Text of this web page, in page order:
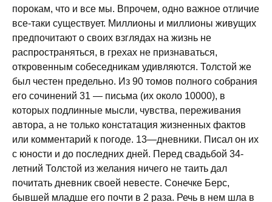
порокам, что и все мы. Впрочем, одно важное отличие
все-таки существует. Миллионы и миллионы живущих
предпочитают о своих взглядах на жизнь не
распространяться, в грехах не признаваться,
откровенным собеседникам удивляются. Толстой же
был честен предельно. Из 90 томов полного собрания
его сочинений 31 — письма (их около 10000), в
которых подлинные мысли, чувства, переживания
автора, а не только констатация жизненных фактов
или комментарий к погоде. 13—дневники. Писал он их
с юности и до последних дней. Перед свадьбой 34-
летний Толстой из желания ничего не таить дал
почитать дневник своей невесте. Сонечке Берс,
бывшей младше его почти в 2 раза. Речь в нем шла в